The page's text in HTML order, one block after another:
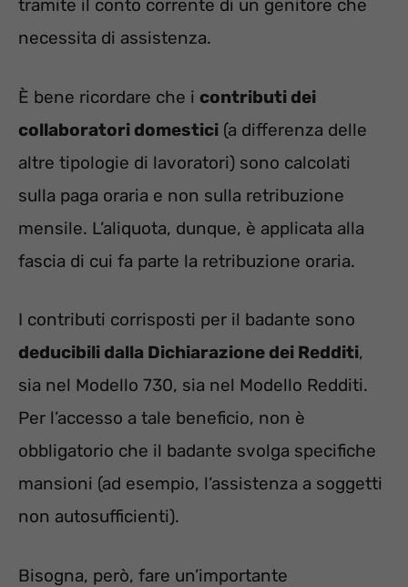
tramite il conto corrente di un genitore che
necessita di assistenza.
È bene ricordare che i contributi dei
collaboratori domestici (a differenza delle
altre tipologie di lavoratori) sono calcolati
sulla paga oraria e non sulla retribuzione
mensile. L’aliquota, dunque, è applicata alla
fascia di cui fa parte la retribuzione oraria.
I contributi corrisposti per il badante sono
deducibili dalla Dichiarazione dei Redditi,
sia nel Modello 730, sia nel Modello Redditi.
Per l’accesso a tale beneficio, non è
obbligatorio che il badante svolga specifiche
mansioni (ad esempio, l’assistenza a soggetti
non autosufficienti).
Bisogna, però, fare un’importante